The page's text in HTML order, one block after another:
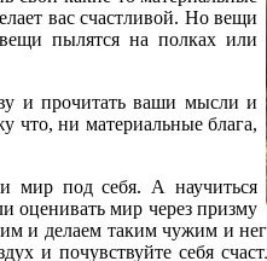
вас счастливой. Но вещи
пылятся на полках или
и прочитать ваши мысли и
что, ни материальные блага,
мир под себя. А научиться
оценивать мир через призму
делаем таким чужим и
и почувствуйте себя